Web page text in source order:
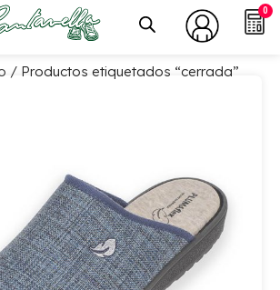
0
/ Productos etiquetados “cerrada”